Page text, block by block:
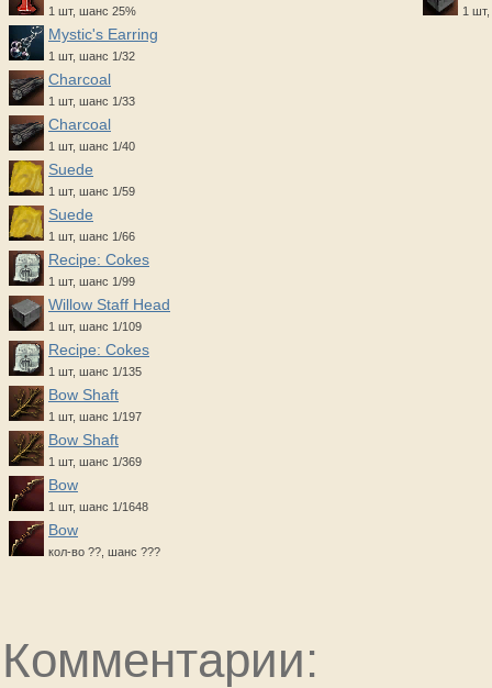
1 шт, шанс 25%
Mystic's Earring
1 шт, шанс 1/32
Charcoal
1 шт, шанс 1/33
Charcoal
1 шт, шанс 1/40
Suede
1 шт, шанс 1/59
Suede
1 шт, шанс 1/66
Recipe: Cokes
1 шт, шанс 1/99
Willow Staff Head
1 шт, шанс 1/109
Recipe: Cokes
1 шт, шанс 1/135
Bow Shaft
1 шт, шанс 1/197
Bow Shaft
1 шт, шанс 1/369
Bow
1 шт, шанс 1/1648
Bow
кол-во ??, шанс ???
1
Комментарии: